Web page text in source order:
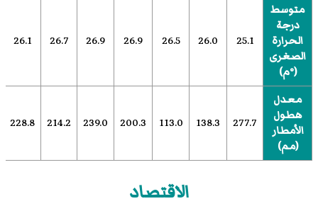
متوسط
درجة
الحرارة
الصغرى
(°م)
25.1
26.0
26.5
26.9
26.9
26.7
26.1
معدل
هطول
الأمطار
(مم)
277.7
138.3
113.0
200.3
239.0
214.2
228.8
الاقتصاد